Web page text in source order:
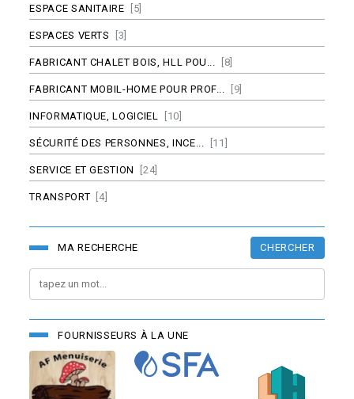
ESPACE SANITAIRE [5]
ESPACES VERTS [3]
FABRICANT CHALET BOIS, HLL POU... [8]
FABRICANT MOBIL-HOME POUR PROF... [9]
INFORMATIQUE, LOGICIEL [10]
SÉCURITÉ DES PERSONNES, INCE... [11]
SERVICE ET GESTION [24]
TRANSPORT [4]
MA RECHERCHE CHERCHER
FOURNISSEURS À LA UNE